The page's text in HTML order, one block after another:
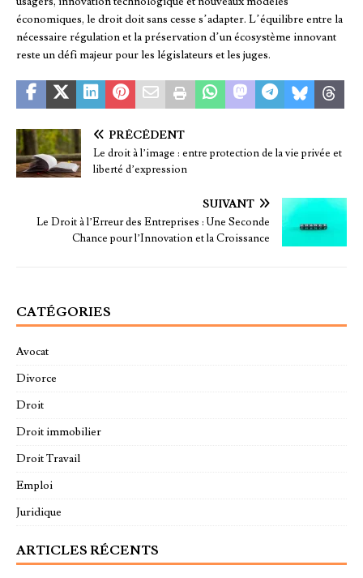
économiques, le droit doit sans cesse s’adapter. L’équilibre entre la
nécessaire régulation et la préservation d’un écosystème innovant
reste un défi majeur pour les législateurs et les juges.
PRÉCÉDENT
Le droit à l’image : entre protection de la vie privée et
liberté d’expression
SUIVANT
Le Droit à l’Erreur des Entreprises : Une Seconde
Chance pour l’Innovation et la Croissance
CATÉGORIES
Avocat
Divorce
Droit
Droit immobilier
Droit Travail
Emploi
Juridique
ARTICLES RÉCENTS